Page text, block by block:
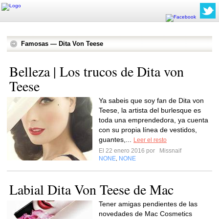
Famosas — Dita Von Teese
Belleza | Los trucos de Dita von
Teese
Ya sabeis que soy fan de Dita von
Teese, la artista del burlesque es
toda una emprendedora, ya cuenta
con su propia línea de vestidos,
guantes,...
Leer el resto
El 22 enero 2016 por
Missnaif
NONE NONE
Labial Dita Von Teese de Mac
Tener amigas pendientes de las
novedades de Mac Cosmetics